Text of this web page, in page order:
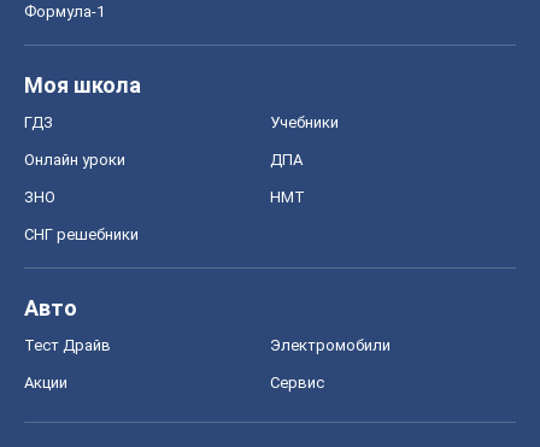
Формула-1
Моя школа
ГДЗ Учебники
Онлайн уроки ДПА
ЗНО НМТ
СНГ решебники
Авто
Тест Драйв Электромобили
Акции Сервис